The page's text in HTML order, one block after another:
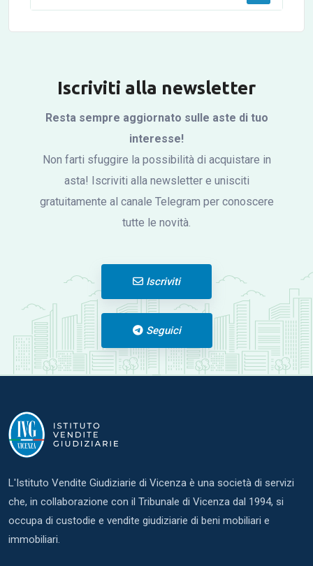
Iscriviti alla newsletter
Resta sempre aggiornato sulle aste di tuo
interesse!
Non farti sfuggire la possibilità di acquistare in
asta! Iscriviti alla newsletter e unisciti
gratuitamente al canale Telegram per conoscere
tutte le novità.
Iscriviti
Seguici
L'Istituto Vendite Giudiziarie di Vicenza è una società di servizi
che, in collaborazione con il Tribunale di Vicenza dal 1994, si
occupa di custodie e vendite giudiziarie di beni mobiliari e
immobiliari.